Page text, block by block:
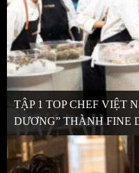
TẬP 1 TOP CHEF VIỆT
DƯƠNG” THÀNH FINE